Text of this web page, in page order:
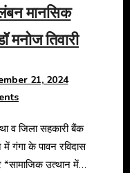
मानसिक
मनोज तिवारी
21, 2024
गंगा के पावन रविदास
*सामाजिक उत्थान में…